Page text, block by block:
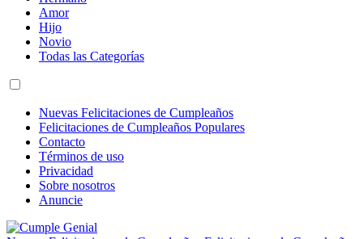
Amor
Hijo
Novio
Todas las Categorías
Nuevas Felicitaciones de Cumpleaños
Felicitaciones de Cumpleaños Populares
Contacto
Términos de uso
Privacidad
Sobre nosotros
Anuncie